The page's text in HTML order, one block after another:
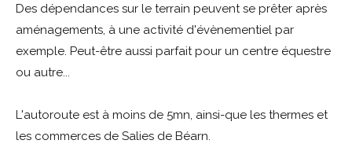
Des dépendances sur le terrain peuvent se prêter après
aménagements, à une activité d'évènementiel par
exemple. Peut-être aussi parfait pour un centre équestre
ou autre...
L'autoroute est à moins de 5mn, ainsi-que les thermes et
les commerces de Salies de Béarn.